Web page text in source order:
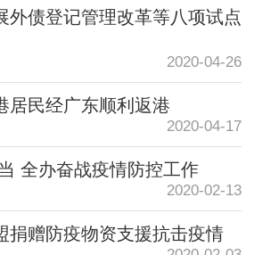
外债登记管理改革等八项试点
2020-04-26
居民经广东顺利返港
2020-04-17
全办奋战疫情防控工作
2020-02-13
捐赠防疫物资支援抗击疫情